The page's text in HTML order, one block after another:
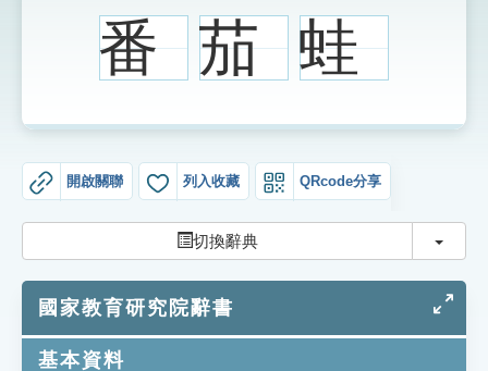
生字詞彙表
知識索引
單字索引
示
番 茄 蛙
開啟關聯 列入收藏 QRcode分享
切換辭典 切換
國家教育研究院辭書
基本資料